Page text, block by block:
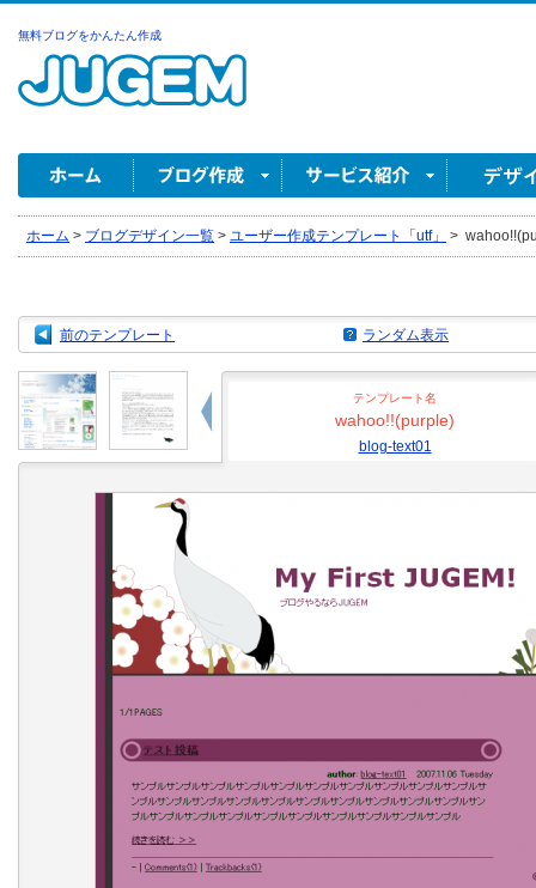
無料ブログをかんたん作成
ホーム > ブログデザイン一覧 > ユーザー作成テンプレート「utf」 >
前のテンプレート ランダム表示
テンプレート名
wahoo!!(purple)
blog-text01